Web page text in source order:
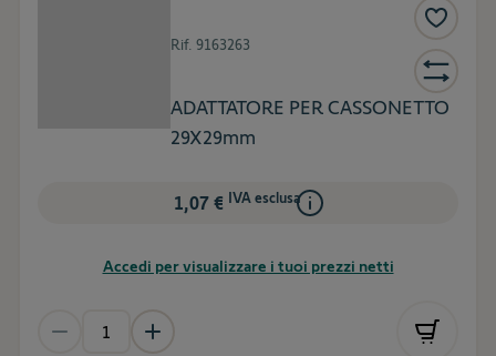
Rif. 9163263
ADATTATORE PER CASSONETTO
29X29mm
1,07 € IVA esclusa
Accedi per visualizzare i tuoi prezzi netti